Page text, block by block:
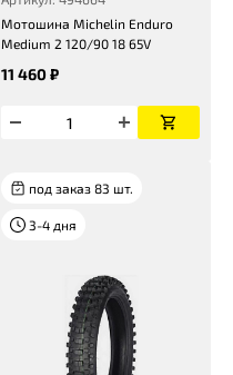
Мотошина Michelin Enduro
Medium 2 120/90 18 65V
11 460 ₽
под заказ 83 шт.
3-4 дня